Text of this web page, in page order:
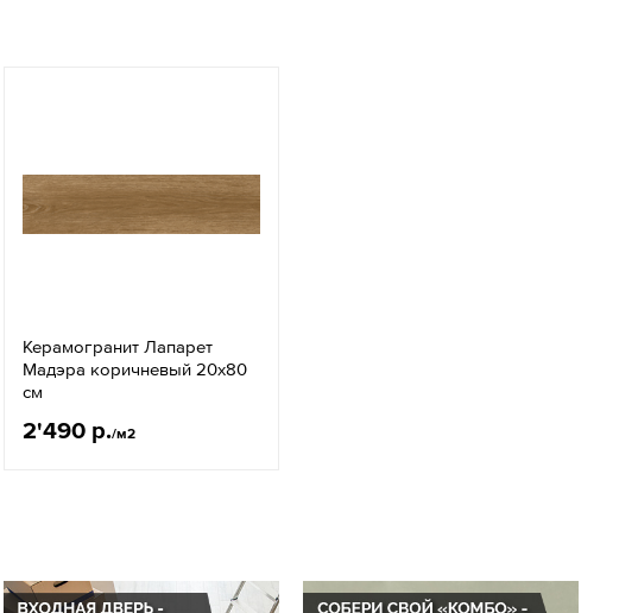
Керамогранит Лапарет
Мадэра коричневый 20x80
см
2'490 р./м2